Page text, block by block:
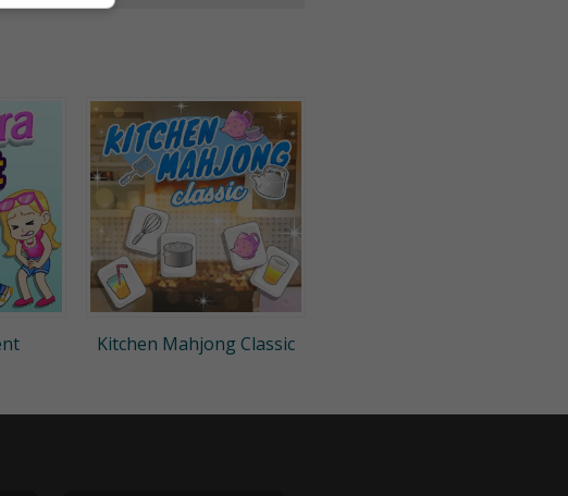
Kitchen Mahjong Classic